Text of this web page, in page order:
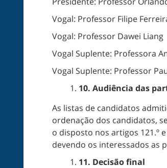
Vogal: Professor Filipe
Vogal: Professor Dawei Liang
Vogal Suplente: Professora
Vogal Suplente: Professor
10. Audiência das
As listas de candidatos
ordenação dos candidatos,
o disposto nos artigos 121.º
devendo os interessados as
11. Decisão final